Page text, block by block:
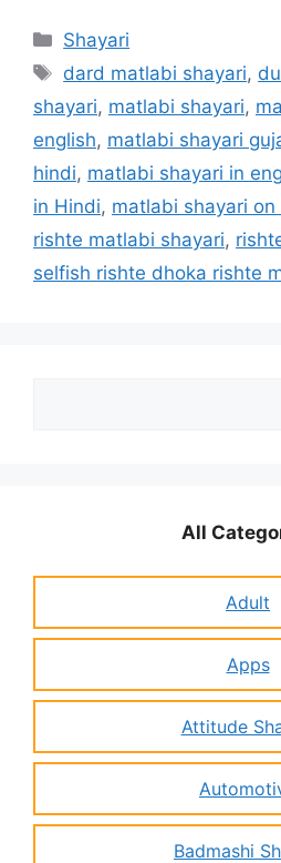
Categories
Shayari
Tags
dard matlabi shayari,
shayari, matlabi shayari,
english, matlabi shayari
hindi, matlabi shayari in
in Hindi, matlabi shayari on
rishte matlabi shayari,
selfish rishte dhoka rishte
All
Adult
Apps
Attitude
Badmashi